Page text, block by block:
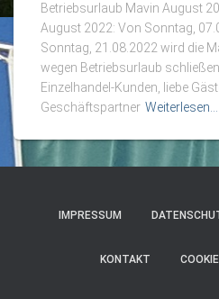
Betriebsurlaub Mavin August
August 2022: Von Sonntag,
Sonntag, 21.08.2022 wird die
wegen Betriebsurlaub
Einzelhandel-Kunden, liebe
Geschäftspartner Weiterlesen…
IMPRESSUM
KONTAKT